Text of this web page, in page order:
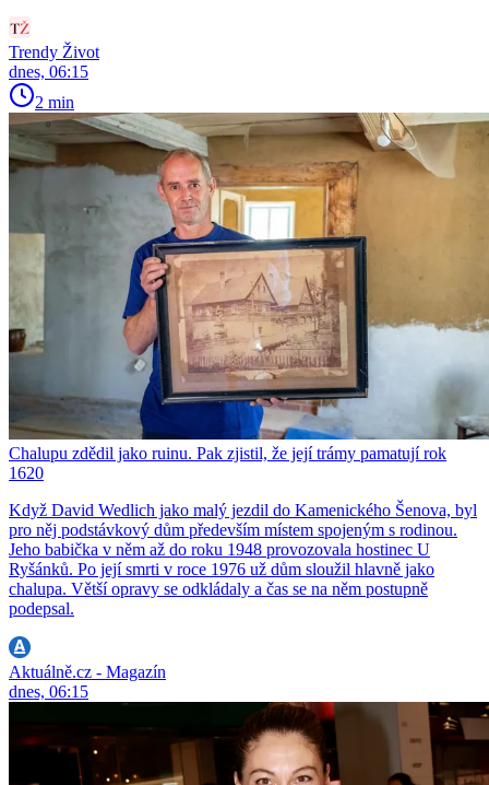
Trendy Život
dnes, 06:15
2 min
Chalupu zdědil jako ruinu. Pak zjistil, že její trámy pamatují rok
1620
Když David Wedlich jako malý jezdil do Kamenického Šenova, byl
pro něj podstávkový dům především místem spojeným s rodinou.
Jeho babička v něm až do roku 1948 provozovala hostinec U
Ryšánků. Po její smrti v roce 1976 už dům sloužil hlavně jako
chalupa. Větší opravy se odkládaly a čas se na něm postupně
podepsal.
Aktuálně.cz - Magazín
dnes, 06:15